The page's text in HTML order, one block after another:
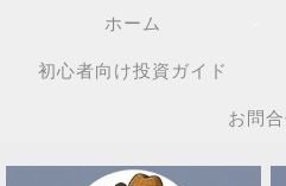
ホーム
初心者向け投資ガイド
お問